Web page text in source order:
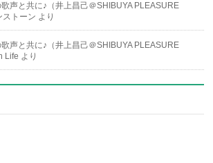
声と共に♪（井上昌己＠SHIBUYA PLEASURE
ストーン より
声と共に♪（井上昌己＠SHIBUYA PLEASURE
Life より